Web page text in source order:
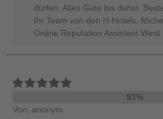
dürfen. Alles Gute bis dahin.
Ihr Team von den H-Hotels,
Online Reputation Assistent West
93%
Von: anonym